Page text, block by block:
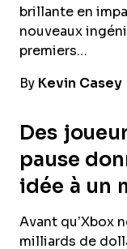
brillante en
nouveaux
premiers…
By Kevin Casey
Des
pause
idée à un
Avant qu’Xbox
milliards de